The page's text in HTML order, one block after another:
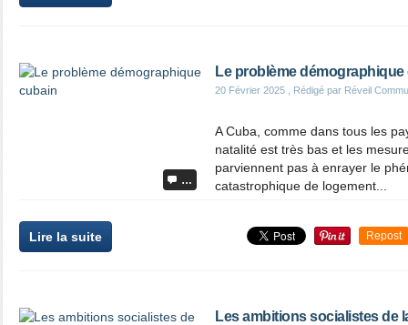
…
Le problème démographique
20 Février 2025 , Rédigé par Réveil
A Cuba, comme dans tous les
natalité est très bas et les
parviennent pas à enrayer le
catastrophique de logement...
Lire la suite Repost
Les ambitions socialistes de